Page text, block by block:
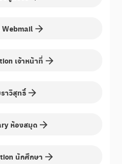
Webmail
เจ้าหน้าที่
าวิสุทธิ์
ห้องสมุด
นักศึกษา